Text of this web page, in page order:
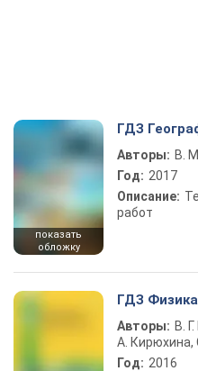
показать
обложку
ГДЗ
Авторы: В.
Год: 2017
Описание:
работ
ГДЗ
Авторы: В.
А. Кирюхина,
Год: 2016